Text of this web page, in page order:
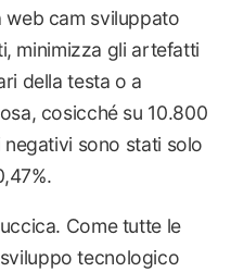
web cam sviluppato
minimizza gli artefatti
della testa o a
cosicché su 10.800
negativi sono stati solo
Come tutte le
tecnologico